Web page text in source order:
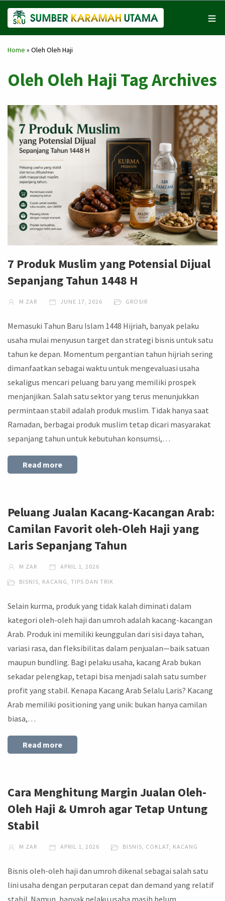
Home » Oleh Oleh Haji
Oleh Oleh Haji Tag Archives
7 Produk Muslim yang Potensial Dijual
Sepanjang Tahun 1448 H
M ZAR JUNE 17, 2026 GROSIR
Memasuki Tahun Baru Islam 1448 Hijriah, banyak pelaku
usaha mulai menyusun target dan strategi bisnis untuk satu
tahun ke depan. Momentum pergantian tahun hijriah sering
dimanfaatkan sebagai waktu untuk mengevaluasi usaha
sekaligus mencari peluang baru yang memiliki prospek
menjanjikan. Salah satu sektor yang terus menunjukkan
permintaan stabil adalah produk muslim. Tidak hanya saat
Ramadan, berbagai produk muslim tetap dicari masyarakat
sepanjang tahun untuk kebutuhan konsumsi,…
Read more
Peluang Jualan Kacang-Kacangan Arab:
Camilan Favorit oleh-Oleh Haji yang
Laris Sepanjang Tahun
M ZAR APRIL 1, 2026
BISNIS KACANG TIPS DAN TRIK
Selain kurma, produk yang tidak kalah diminati dalam
kategori oleh-oleh haji dan umroh adalah kacang-kacangan
Arab. Produk ini memiliki keunggulan dari sisi daya tahan,
variasi rasa, dan fleksibilitas dalam penjualan—baik satuan
maupun bundling. Bagi pelaku usaha, kacang Arab bukan
sekadar pelengkap, tetapi bisa menjadi salah satu sumber
profit yang stabil. Kenapa Kacang Arab Selalu Laris? Kacang
Arab memiliki positioning yang unik: bukan hanya camilan
biasa,…
Read more
Cara Menghitung Margin Jualan Oleh-
Oleh Haji & Umroh agar Tetap Untung
Stabil
M ZAR APRIL 1, 2026 BISNIS, COKLAT, KACANG
Bisnis oleh-oleh haji dan umroh dikenal sebagai salah satu
lini usaha dengan perputaran cepat dan demand yang relatif